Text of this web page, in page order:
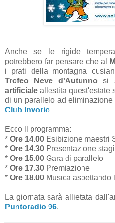
Anche se le rigide
potrebbero far pensare che al
i prati della montagna
Trofeo Neve d'Autunno si
artificiale allestita quest'estate
di un parallelo ad
Club Invorio.
Ecco il programma:
* Ore 14.00 Esibizione maestri
* Ore 14.30 Presentazione
* Ore 15.00 Gara di parallelo
* Ore 17.30 Premiazione
* Ore 18.00 Musica aspettando
La giornata sarà allietata
Puntoradio 96.